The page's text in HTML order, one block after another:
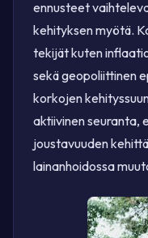
ennusteet
kehityksen myötä.
tekijät kuten
sekä geopoliittinen
korkojen
aktiivinen seuranta,
joustavuuden
lainanhoidossa